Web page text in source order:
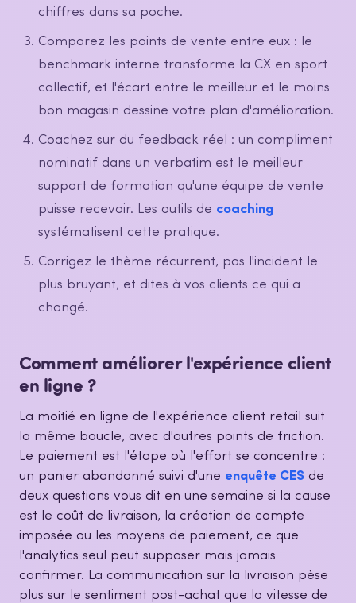
chiffres dans sa poche.
Comparez les points de vente entre eux : le
benchmark interne transforme la CX en sport
collectif, et l'écart entre le meilleur et le moins
bon magasin dessine votre plan d'amélioration.
Coachez sur du feedback réel : un compliment
nominatif dans un verbatim est le meilleur
support de formation qu'une équipe de vente
puisse recevoir. Les outils de coaching
systématisent cette pratique.
Corrigez le thème récurrent, pas l'incident le
plus bruyant, et dites à vos clients ce qui a
changé.
Comment améliorer l'expérience client
en ligne ?
La moitié en ligne de l'expérience client retail suit
la même boucle, avec d'autres points de friction.
Le paiement est l'étape où l'effort se concentre :
un panier abandonné suivi d'une enquête CES de
deux questions vous dit en une semaine si la cause
est le coût de livraison, la création de compte
imposée ou les moyens de paiement, ce que
l'analytics seul peut supposer mais jamais
confirmer. La communication sur la livraison pèse
plus sur le sentiment post-achat que la vitesse de